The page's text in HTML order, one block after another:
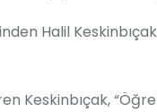
Halil
Keskinbıçak,